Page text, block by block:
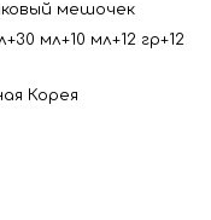
мешочек
мл+10 мл+12 гр+12
Корея